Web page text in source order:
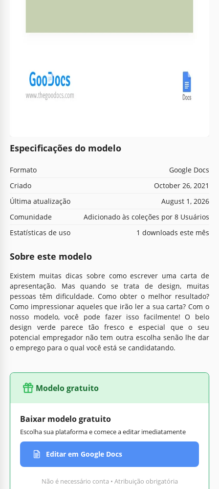
Especificações do modelo
Formato
Google Docs
Criado
October 26, 2021
Última atualização
August 1, 2026
Comunidade
Adicionado às coleções por 8 Usuários
Estatísticas de uso
1 downloads este mês
Sobre este modelo
Existem muitas dicas sobre como escrever uma carta de
apresentação. Mas quando se trata de design, muitas
pessoas têm dificuldade. Como obter o melhor resultado?
Como impressionar aqueles que irão ler a sua carta? Com o
nosso modelo, você pode fazer isso facilmente! O belo
design verde parece tão fresco e especial que o seu
potencial empregador não tem outra escolha senão lhe dar
o emprego para o qual você está se candidatando.
Modelo gratuito
Baixar modelo gratuito
Escolha sua plataforma e comece a editar imediatamente
Editar em Google Docs
Não é necessário conta • Atribuição obrigatória